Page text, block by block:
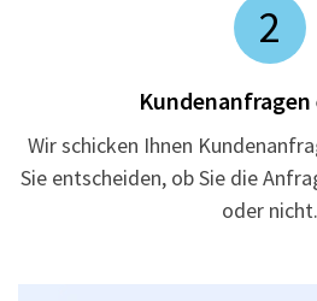
2
Wir schicken Ihnen
Sie entscheiden, ob Sie die
oder nicht.